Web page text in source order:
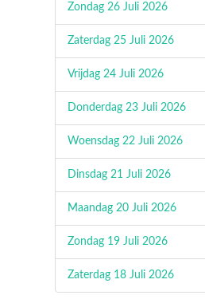
Zondag 26 Juli 2026
Zaterdag 25 Juli 2026
Vrijdag 24 Juli 2026
Donderdag 23 Juli 2026
Woensdag 22 Juli 2026
Dinsdag 21 Juli 2026
Maandag 20 Juli 2026
Zondag 19 Juli 2026
Zaterdag 18 Juli 2026